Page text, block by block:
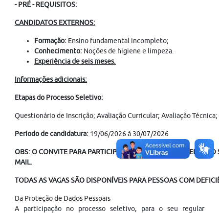
- PRÉ - REQUISITOS:
CANDIDATOS EXTERNOS:
Formação: Ensino fundamental incompleto;
Conhecimento: Noções de higiene e limpeza.
Experiência de seis meses.
Informações adicionais:
Etapas do Processo Seletivo:
Questionário de Inscrição; Avaliação Curricular; Avaliação
Período de candidatura: 19/06/2026 à 30/07/2026
OBS: O CONVITE PARA PARTICIPAÇÃO NO PROCESSO SELETIVO
MAIL.
TODAS AS VAGAS SÃO DISPONÍVEIS PARA PESSOAS COM
Da Proteção de Dados Pessoais
A participação no processo seletivo, para o seu regular